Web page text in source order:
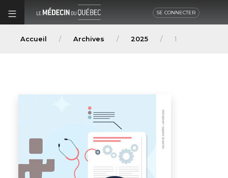
SE CONNECTER
Accueil Archives 2025 1